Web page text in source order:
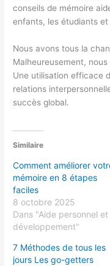
conseils de mémoire
enfants, les étudiants
Nous avons tous la
Malheureusement, nous
Une utilisation efficace
relations
succès global.
Similaire
Comment améliorer
mémoire en 8 étapes
faciles
8 octobre 2025
Dans "Aide personnel et
développement"
7 Méthodes de tous les
jours Les go-getters